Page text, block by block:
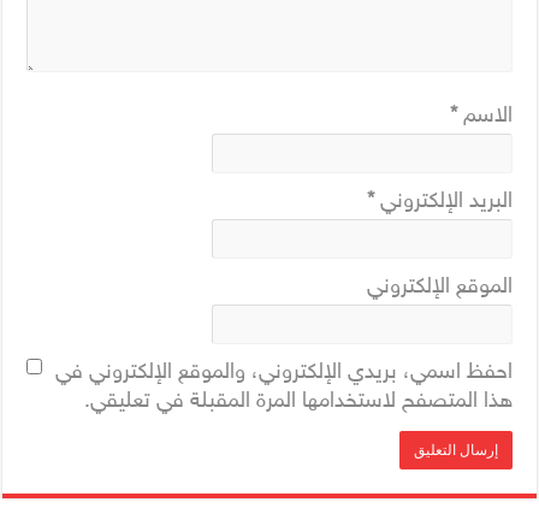
الاسم*
البريد الإلكتروني*
الموقع الإلكتروني
احفظ اسمي، بريدي الإلكتروني، والموقع الإلكتروني في
هذا المتصفح لاستخدامها المرة المقبلة في تعليقي.